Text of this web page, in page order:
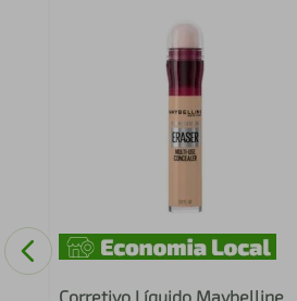
Corretivo Líquido Maybelline